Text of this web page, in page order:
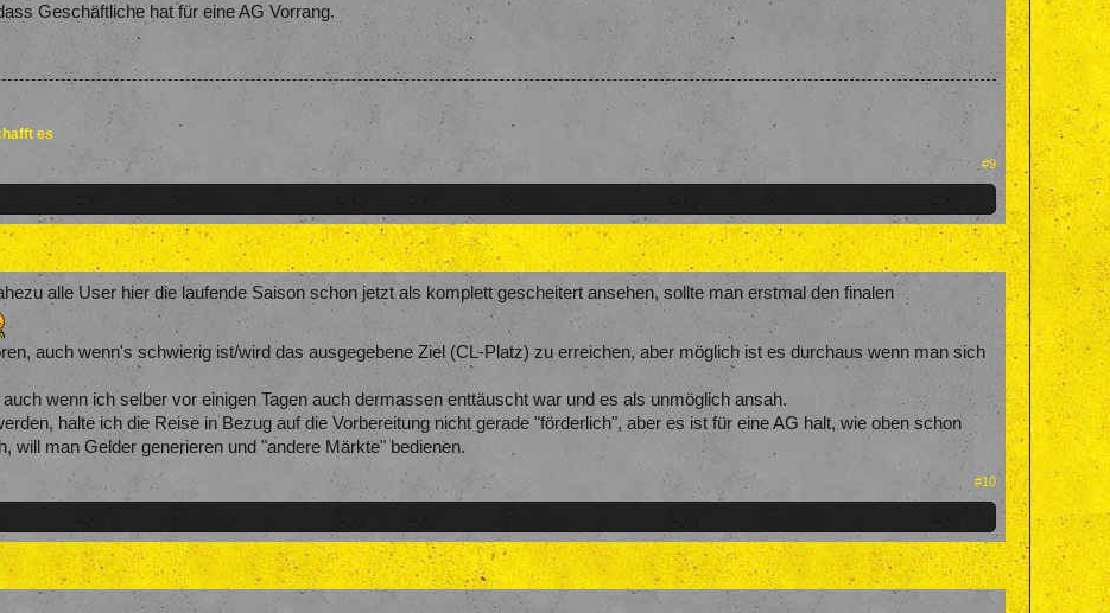
Geschäftliche hat für eine AG Vorrang.
es
#9
alle User hier die laufende Saison schon jetzt als komplett gescheitert ansehen, sollte man erstmal den finalen
auch wenn's schwierig ist/wird das ausgegebene Ziel (CL-Platz) zu erreichen, aber möglich ist es durchaus wenn man sich
wenn ich selber vor einigen Tagen auch dermassen enttäuscht war und es als unmöglich ansah.
halte ich die Reise in Bezug auf die Vorbereitung nicht gerade "förderlich", aber es ist für eine AG halt, wie oben schon
will man Gelder generieren und "andere Märkte" bedienen.
#10